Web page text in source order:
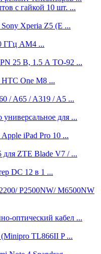
с гайкой 10 шт. ...
Xperia Z5 (E ...
ГГц AM4 ...
25 В, 1.5 А TO-92 ...
HTC One M8 ...
/ A65 / A319 / A5 ...
универсальное для ...
iPad Pro 10 ...
для ZTE Blade V7 / ...
DC 12 в 1 ...
P2500NW/ M6500NW
оптический кабел ...
TL866II P ...